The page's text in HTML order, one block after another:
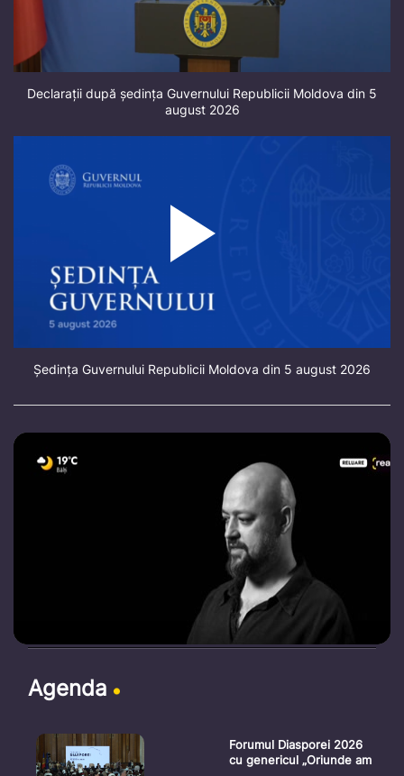
Declarații după ședința Guvernului Republicii Moldova din 5
august 2026
Ședința Guvernului Republicii Moldova din 5 august 2026
Agenda
Forumul Diasporei 2026
cu genericul „Oriunde am